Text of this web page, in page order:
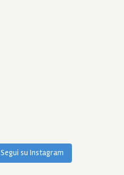
Segui su Instagram